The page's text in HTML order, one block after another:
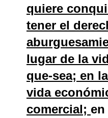
quiere
tener el
lugar de la
que-sea; en
vida
comercial;